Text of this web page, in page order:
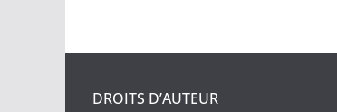
DROITS D’AUTEUR